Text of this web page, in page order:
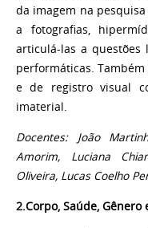
da imagem na
a fotografias,
articulá-las a questões
performáticas.
e de registro visual
imaterial.
Docentes: João
Amorim, Luciana
Oliveira, Lucas Coelho
2.Corpo, Saúde, Gênero